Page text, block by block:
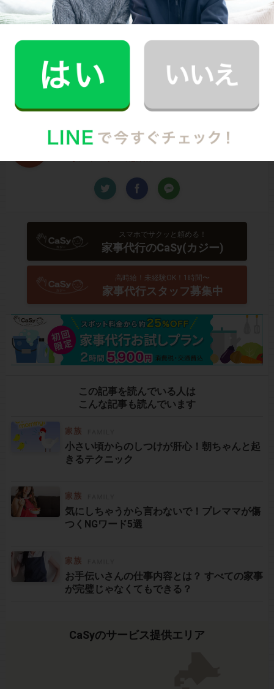
初めての家事代行でどうお願いすればいいのか分からな
い…、どんなスタッフが来るのか不安…といった方のため
に、2時間5,900円（税込･交通費込）のお試しプランもご
用意しております。
少しでも興味を持っていただけましたら、CaSyで家事代
Written by
スマホでサクッと頼める！
家事代行のCaSy(カジー)
高時給！未経験OK！1時間〜
家事代行スタッフ募集中
この記事を読んでいる人は
こんな記事も読んでいます
小さい頃からのしつけが肝心！朝ちゃんと起
きるテクニック
気にしちゃうから言わないで！プレママが傷
つくNGワード5選
お手伝いさんの仕事内容とは？ すべての家事
が完璧じゃなくてもできる？
CaSyのサービス提供エリア